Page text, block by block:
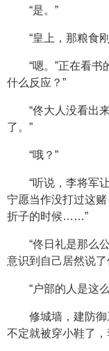
“是。”
“皇上，那粮食
“嗯。”正在看
什么反应？”
“佟大人没看出
了。”
“哦？”
“听说，李将军
宁愿当作没打过这
折子的时候……”
“佟日礼是那么
意识到自己居然说了
“户部的人是这
修城墙，建防
不定就被穿小鞋了，